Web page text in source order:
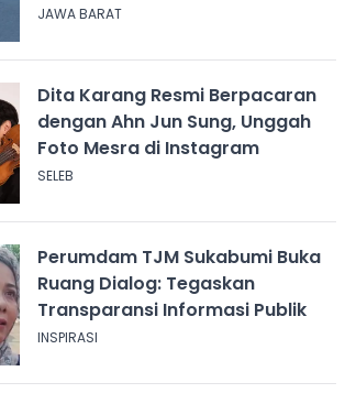
JAWA BARAT
Dita Karang Resmi Berpacaran
dengan Ahn Jun Sung, Unggah
Foto Mesra di Instagram
SELEB
Perumdam TJM Sukabumi Buka
Ruang Dialog: Tegaskan
Transparansi Informasi Publik
INSPIRASI